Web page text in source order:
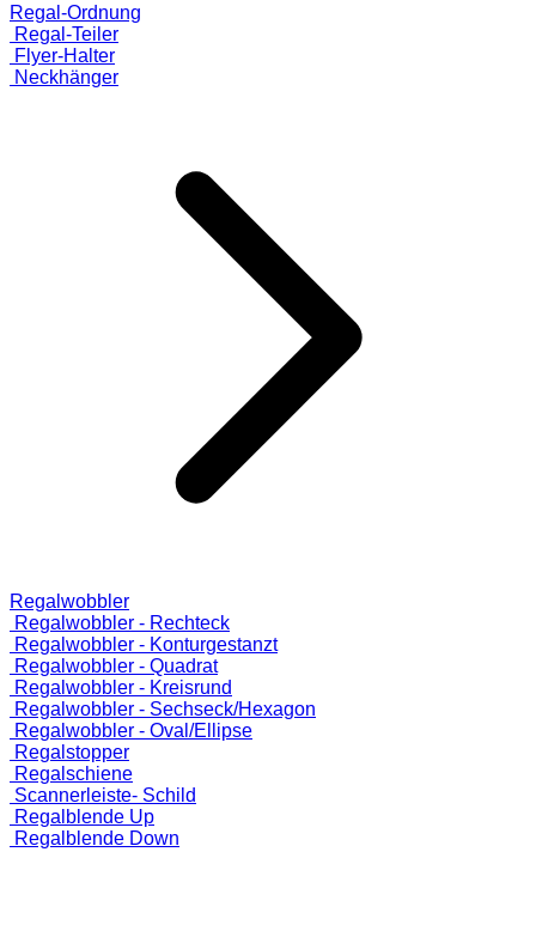
Regal-Ordnung
Regal-Teiler
Flyer-Halter
Neckhänger
Regalwobbler
Regalwobbler - Rechteck
Regalwobbler - Konturgestanzt
Regalwobbler - Quadrat
Regalwobbler - Kreisrund
Regalwobbler - Sechseck/Hexagon
Regalwobbler - Oval/Ellipse
Regalstopper
Regalschiene
Scannerleiste- Schild
Regalblende Up
Regalblende Down